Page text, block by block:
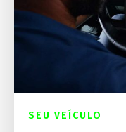
SEU VEÍCULO